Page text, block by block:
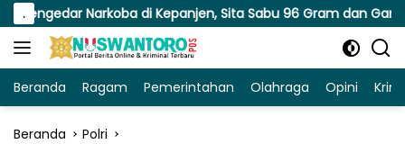
Langsung
ke
konten
.
Narkoba di Kepanjen, Sita Sabu 96 Gram dan Ganja 131 Gram
Beranda Ragam Pemerintahan Olahraga Opini
Beranda Polri